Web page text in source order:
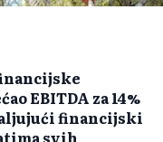
EBITDA za 14%
financijski